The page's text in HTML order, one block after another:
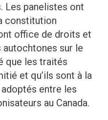
Les panelistes ont
constitution
office de droits et
sur le
que les traités
et qu’ils sont à la
entre les
au Canada.